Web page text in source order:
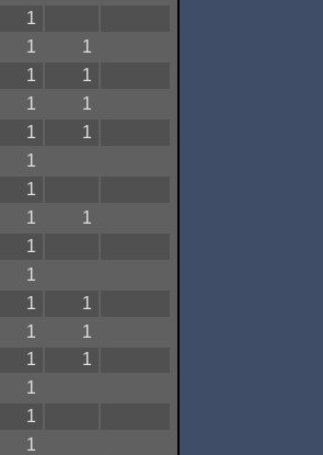
1
1
1
1
1
1
1
1
1
1
1
1
1
1
1
1
1
1
1
1
1
1
1
1